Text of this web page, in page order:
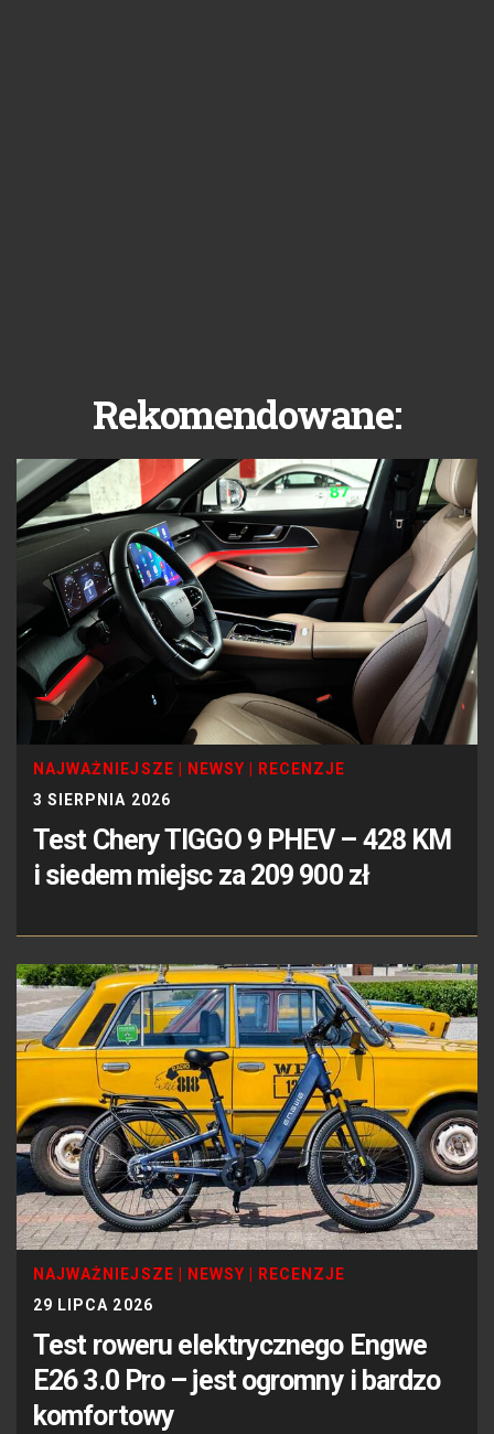
Rekomendowane:
NAJWAŻNIEJSZE NEWSY
RECENZJE
3 SIERPNIA 2026
Test Chery TIGGO 9 PHEV – 428 KM
i siedem miejsc za 209 900 zł
NAJWAŻNIEJSZE NEWSY
RECENZJE
29 LIPCA 2026
Test roweru elektrycznego Engwe
E26 3.0 Pro – jest ogromny i bardzo
komfortowy